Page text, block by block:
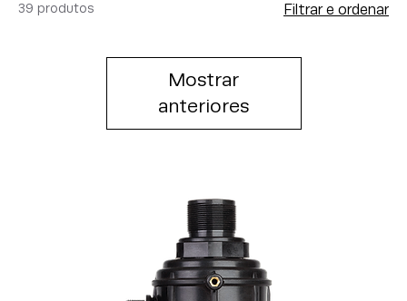
39 produtos Filtrar e ordenar
Mostrar
anteriores